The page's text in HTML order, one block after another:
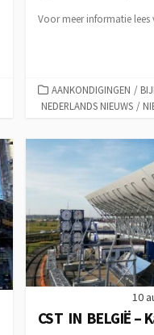
Voor meer informatie
CATEGORIEËN
AANKONDIGINGEN /
NEDERLANDS NIEUWS /
10
CST IN BELGIË